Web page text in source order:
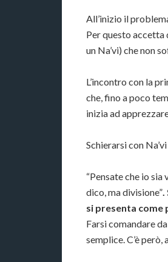
All’inizio il
Per questo accetta
un Na’vi) che non
L’incontro con la
che, fino a poco
inizia ad
Schierarsi con
“Pensate che io
dico, ma divisione”.
si presenta come
Farsi comandare
semplice. C’è